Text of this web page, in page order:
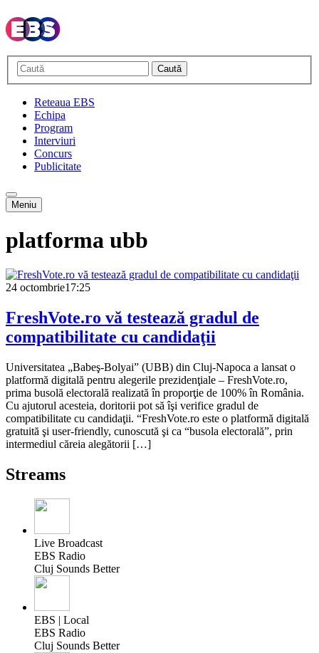
Caută
Reteaua EBS
Echipa
Program
Interviuri
Concurs
Publicitate
Meniu
platforma ubb
24 octombrie17:25
FreshVote.ro vă testează gradul de
compatibilitate cu candidaţii
Universitatea „Babeş-Bolyai” (UBB) din Cluj-Napoca a lansat o
platformă digitală pentru alegerile prezidenţiale – FreshVote.ro,
prima busolă electorală realizată în proporţie de 100% în România.
Cu ajutorul acesteia, doritorii pot să îşi verifice gradul de
compatibilitate cu candidaţii. “FreshVote.ro este o platformă digitală
gratuită şi user-friendly, cunoscută şi ca “busola electorală”, prin
intermediul căreia alegătorii […]
Streams
Live Broadcast
EBS Radio
Cluj Sounds Better
EBS | Local
EBS Radio
Cluj Sounds Better